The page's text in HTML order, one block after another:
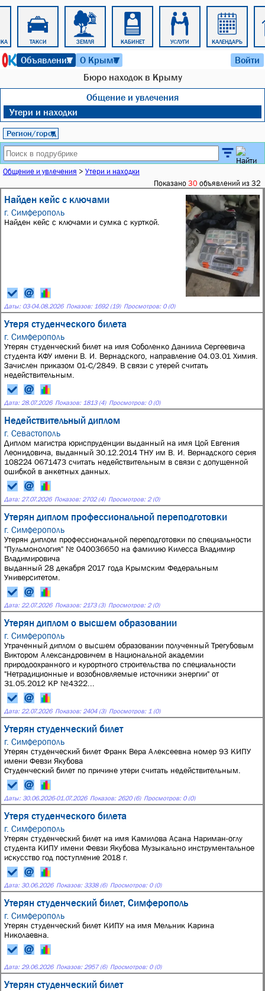
ТАКСИ ЗЕМЛЯ КАБИНЕТ УСЛУГИ КАЛЕНДАРЬ
Объявления
▼ О Крыме
▼ Войти
Бюро находок в Крыму
Общение и увлечения
Утери и находки
Регион/город
▼
Общение и увлечения > Утери и находки
Показано 30 объявлений из 32
Найден кейс с ключами
г. Симферополь
Найден кейс с ключами и сумка с курткой.
Даты: 03-04.08.2026 Показов: 1692 (19) Просмотров: 0 (0)
Утеря студенческого билета
г. Симферополь
Утерян студенческий билет на имя Соболенко Даниила Сергеевича
студента КФУ имени В. И. Вернадского, направление 04.03.01 Химия.
Зачислен приказом 01-С/2849. В связи с утерей считать
недействительным.
Дата: 28.07.2026 Показов: 1813 (4) Просмотров: 0 (0)
Недействительный диплом
г. Севастополь
Диплом магистра юриспруденции выданный на имя Цой Евгения
Леонидовича, выданный 30.12.2014 ТНУ им В. И. Вернадского серия
108224 0671473 считать недействительным в связи с допущенной
ошибкой в анкетных данных.
Дата: 27.07.2026 Показов: 2702 (4) Просмотров: 2 (0)
Утерян диплом профессиональной переподготовки
г. Симферополь
Утерян диплом профессиональной переподготовки по специальности
"Пульмонология" № 040036650 на фамилию Килесса Владимир
Владимировича
выданный 28 декабря 2017 года Крымским Федеральным
Университетом.
Дата: 22.07.2026 Показов: 2173 (3) Просмотров: 2 (0)
Утерян диплом о высшем образовании
г. Симферополь
Утраченный диплом о высшем образовании полученный Трегубовым
Виктором Александровичем в Национальной академии
природоохранного и курортного строительства по специальности
"Нетрадиционные и возобновляемые источники энергии" от
31.05.2012 КР №4322...
Дата: 22.07.2026 Показов: 2404 (3) Просмотров: 1 (0)
Утерян студенческий билет
г. Симферополь
Утерян студенческий билет Франк Вера Алексеевна номер 93 КИПУ
имени Февзи Якубова
Студенческий билет по причине утери считать недействительным.
Даты: 30.06.2026-01.07.2026 Показов: 2620 (6) Просмотров: 0 (0)
Утеря студенческого билета
г. Симферополь
Утерян студенческий билет на имя Камилова Асана Нариман-оглу
студента КИПУ имени Февзи Якубова Музыкально инструментальное
искусство год поступление 2018 г.
Дата: 30.06.2026 Показов: 3338 (6) Просмотров: 0 (0)
Утерян студенческий билет, Симферополь
г. Симферополь
Утерян студенческий билет КИПУ на имя Мельник Карина
Николаевна.
Дата: 29.06.2026 Показов: 2957 (6) Просмотров: 0 (0)
Утерян студенческий билет